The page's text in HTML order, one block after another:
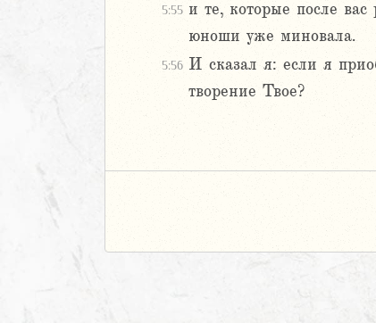
5:55 и те, которые после
юноши уже миновала.
5:56 И сказал я: если я
творение Твое?